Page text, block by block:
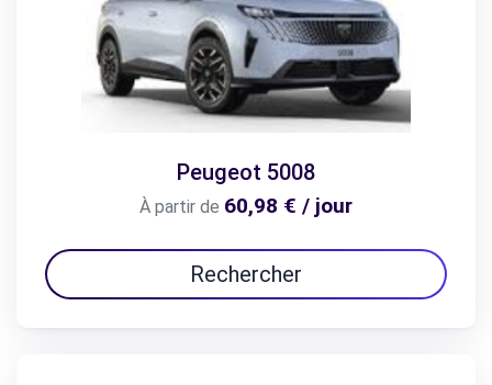
Peugeot 5008
À partir de 60,98 € / jour
Rechercher